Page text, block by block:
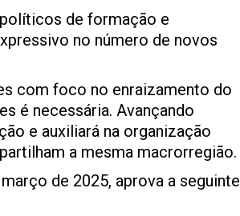
de formação e
no número de novos
com foco no enraizamento do
é necessária. Avançando
e auxiliará na organização
a mesma macrorregião.
de 2025, aprova a seguinte